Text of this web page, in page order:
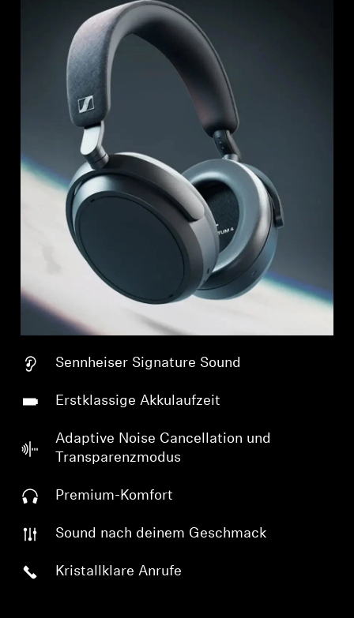
Sennheiser Signature Sound
Erstklassige Akkulaufzeit
Adaptive Noise Cancellation und
Transparenzmodus
Premium-Komfort
Sound nach deinem Geschmack
Kristallklare Anrufe